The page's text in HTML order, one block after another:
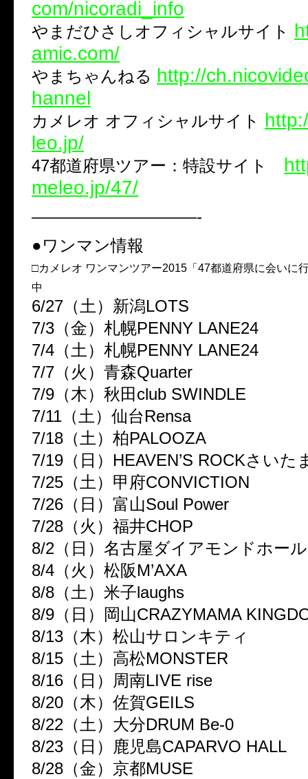
com/nicoradi_info
やまだひさしオフィシャルサイト
amic.com/
やまちゃんねる http://
hannel
カメレオ オフィシャルサイト
leo.jp/
47都道府県ツアー：特設サイト
meleo.jp/47/
——————————-
●ワンマン情報
□カメレオ ワンマンツアー2015「47都道府県に会いに
中
6/27（土）新潟LOTS
7/3（金）札幌PENNY LANE24
7/4（土）札幌PENNY LANE24
7/7（火）青森Quarter
7/9（木）秋田club SWINDLE
7/11（土）仙台Rensa
7/18（土）柏PALOOZA
7/19（日）HEAVEN’S ROCKさいた
7/25（土）甲府CONVICTION
7/26（日）富山Soul Power
7/28（火）福井CHOP
8/2（日）名古屋ダイアモンドホール
8/4（火）松阪M’AXA
8/8（土）米子laughs
8/9（日）岡山CRAZYMAMA
8/13（木）松山サロンキティ
8/15（土）高松MONSTER
8/16（日）周南LIVE rise
8/20（木）佐賀GEILS
8/22（土）大分DRUM Be-0
8/23（日）鹿児島CAPARVO HALL
8/28（金）京都MUSE